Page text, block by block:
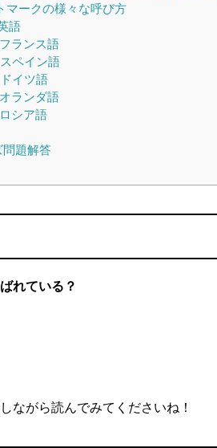
マークの様々な呼び方
語
フランス語
スペイン語
ドイツ語
オランダ語
ロシア語
題解答
れている？
ながら読んでみてくださいね！